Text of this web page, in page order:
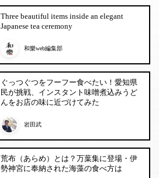
Three beautiful items inside an elegant
Japanese tea ceremony
和樂web編集部
ぐっつぐつをフーフー食べたい！愛知県
民が挑戦、インスタント味噌煮込みうど
んをお店の味に近づけてみた
岩田武
荒布（あらめ）とは？万葉集に登場・伊
勢神宮に奉納された海藻の食べ方は